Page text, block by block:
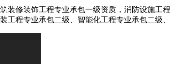
装修装饰工程专业承包一级资质，消防设施
工程专业承包二级、智能化工程专业承包二级